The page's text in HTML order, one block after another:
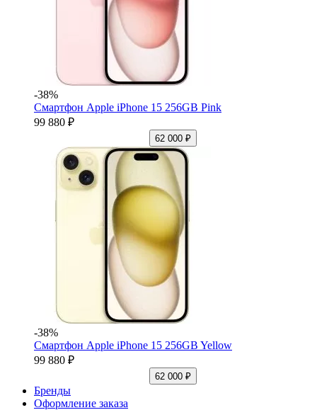
-38%
Смартфон Apple iPhone 15 256GB Pink
99 880 ₽
62 000 ₽
-38%
Смартфон Apple iPhone 15 256GB Yellow
99 880 ₽
62 000 ₽
Бренды
Оформление заказа